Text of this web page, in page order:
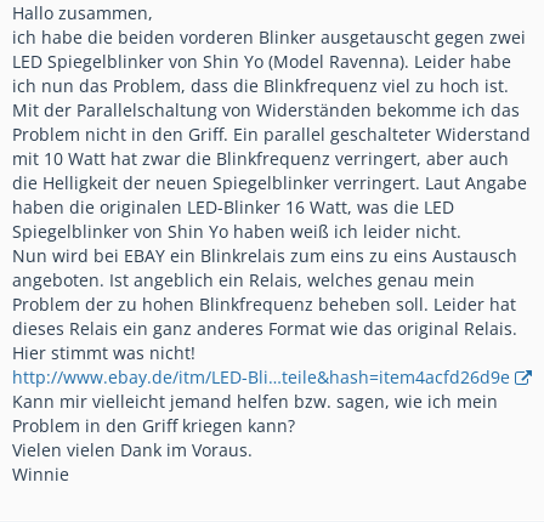
Hallo zusammen,
ich habe die beiden vorderen Blinker ausgetauscht gegen zwei
LED Spiegelblinker von Shin Yo (Model Ravenna). Leider habe
ich nun das Problem, dass die Blinkfrequenz viel zu hoch ist.
Mit der Parallelschaltung von Widerständen bekomme ich das
Problem nicht in den Griff. Ein parallel geschalteter Widerstand
mit 10 Watt hat zwar die Blinkfrequenz verringert, aber auch
die Helligkeit der neuen Spiegelblinker verringert. Laut Angabe
haben die originalen LED-Blinker 16 Watt, was die LED
Spiegelblinker von Shin Yo haben weiß ich leider nicht.
Nun wird bei EBAY ein Blinkrelais zum eins zu eins Austausch
angeboten. Ist angeblich ein Relais, welches genau mein
Problem der zu hohen Blinkfrequenz beheben soll. Leider hat
dieses Relais ein ganz anderes Format wie das original Relais.
Hier stimmt was nicht!
http://www.ebay.de/itm/LED-Bli…teile&hash=item4acfd26d9e
Kann mir vielleicht jemand helfen bzw. sagen, wie ich mein
Problem in den Griff kriegen kann?
Vielen vielen Dank im Voraus.
Winnie